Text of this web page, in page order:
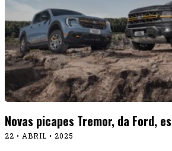
Novas picapes Tremor, da Ford,
22 • ABRIL • 2025